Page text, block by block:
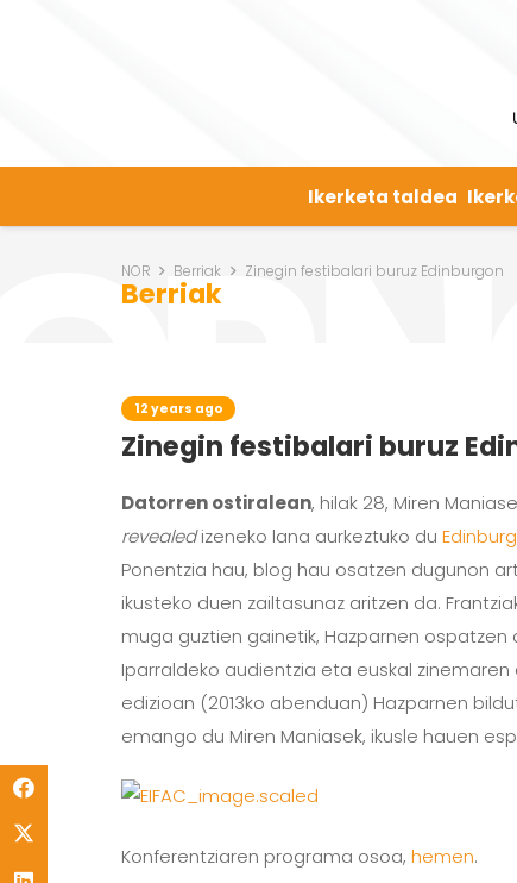
Ikerketa taldea
NOR Berriak Zinegin festibalari buruz Edinburgon
Berriak
12 years ago
Zinegin festibalari buruz
Datorren ostiralean, hilak 28, Miren
revealedizeneko lana aurkeztuko du
Ponentzia hau, blog hau osatzen dugunon
ikusteko duen zailtasunaz aritzen da.
muga guztien gainetik, Hazparnen
Iparraldeko audientzia eta euskal
edizioan (2013ko abenduan) Hazparnen
emango du Miren Maniasek, ikusle hauen
Konferentziaren programa osoa, hemen.